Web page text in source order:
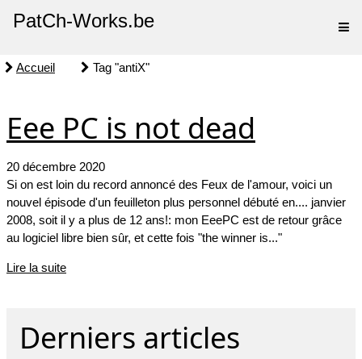
PatCh-Works.be
Accueil Tag "antiX"
Eee PC is not dead
20 décembre 2020
Si on est loin du record annoncé des Feux de l'amour, voici un
nouvel épisode d'un feuilleton plus personnel débuté en.... janvier
2008, soit il y a plus de 12 ans!: mon EeePC est de retour grâce
au logiciel libre bien sûr, et cette fois "the winner is..."
Lire la suite
Derniers articles